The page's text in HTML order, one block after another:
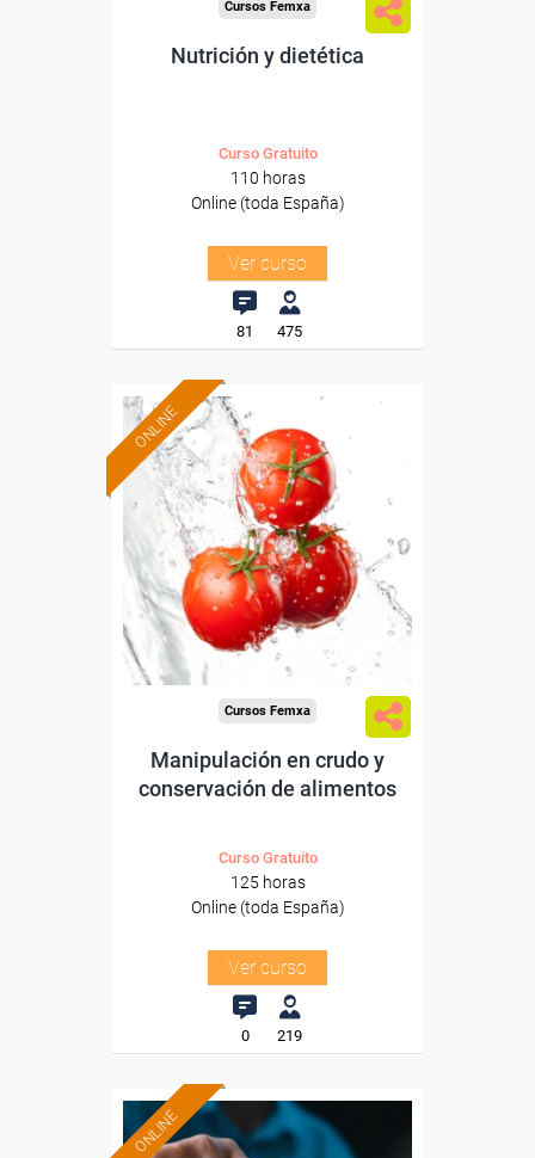
Cursos Femxa
Nutrición y dietética
Curso Gratuito
110 horas
Online (toda España)
Ver curso
81 475
ONLINE
Formación 100%
subvencionada.
Para desempleados,
trabajadores y autónomos.
Sector
-Otros Servicios.
Cursos Femxa
Manipulación en crudo y
conservación de alimentos
Curso Gratuito
125 horas
Online (toda España)
Ver curso
0 219
ONLINE